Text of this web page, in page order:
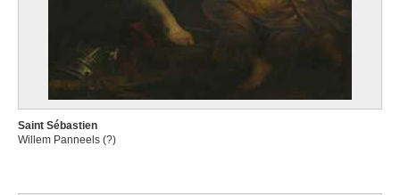
Saint Sébastien
Willem Panneels (?)